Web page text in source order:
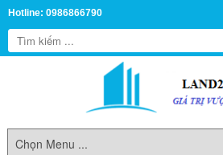
Hotline: 0986866790